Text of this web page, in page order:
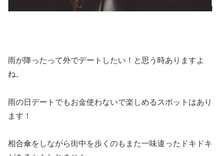
雨が降ったって外でデートしたい！と思う時ありますよ
ね。
雨の日デートでもお金使わないで楽しめるスポットはあり
ます！
相合傘をしながら街中を歩くのもまた一味違ったドキドキ